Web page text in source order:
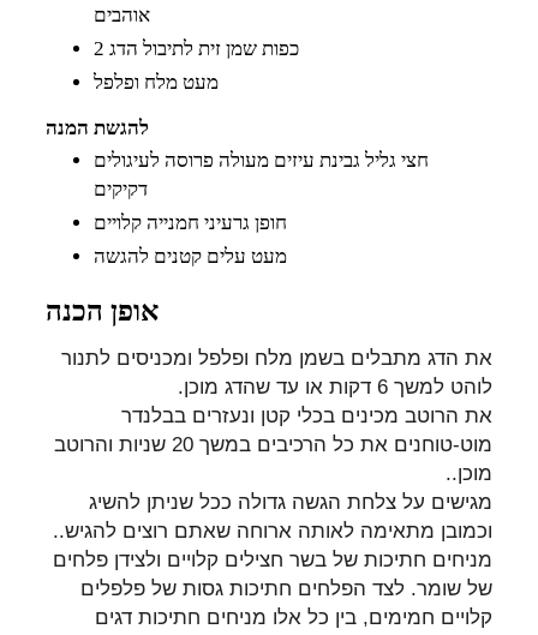
אוהבים
2 כפות שמן זית לתיבול הדג
מעט מלח ופלפל
להגשת המנה
חצי גליל גבינת עיזים מעולה פרוסה לעיגולים
דקיקים
חופן גרעיני חמנייה קלויים
מעט עלים קטנים להגשה
אופן הכנה
את הדג מתבלים בשמן מלח ופלפל ומכניסים לתנור
לוהט למשך 6 דקות או עד שהדג מוכן
.
את הרוטב מכינים בכלי קטן ונעזרים בבלנדר
מוט-טוחנים את כל הרכיבים במשך 20 שניות והרוטב
מוכן..
מגישים על צלחת הגשה גדולה ככל שניתן להשיג
וכמובן מתאימה לאותה ארוחה שאתם רוצים להגיש..
מניחים חתיכות של בשר חצילים קלויים ולצידן פלחים
של שומר. לצד הפלחים חתיכות גסות של פלפלים
קלויים חמימים, בין כל אלו מניחים חתיכות דגים